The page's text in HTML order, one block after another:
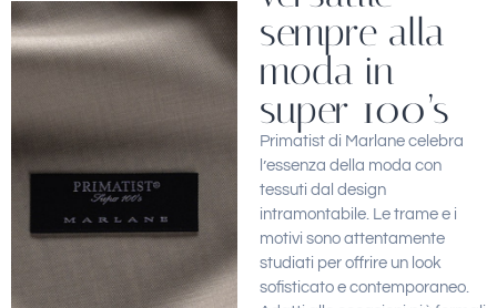
sempre alla
moda in
super 100’s
Primatist di Marlane celebra
l’essenza della moda con
tessuti dal design
intramontabile. Le trame e i
motivi sono attentamente
studiati per offrire un look
sofisticato e contemporaneo.